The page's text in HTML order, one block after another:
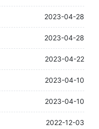
2023-04-28
2023-04-28
2023-04-22
2023-04-10
2023-04-10
2022-12-03